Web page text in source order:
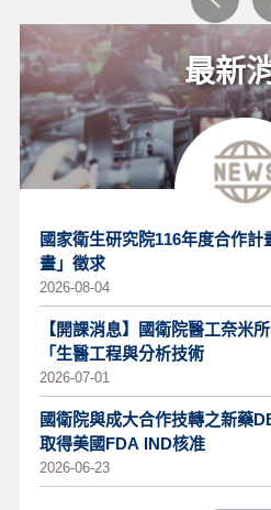
計畫徵求 合作學
最新
國家衛生研究院116年度合作
畫」徵求
2026-08-04
【開課消息】國衛院醫工奈米
「生醫工程與分析技術
2026-07-01
國衛院與成大合作技轉之新藥
取得美國FDA IND核准
2026-06-23